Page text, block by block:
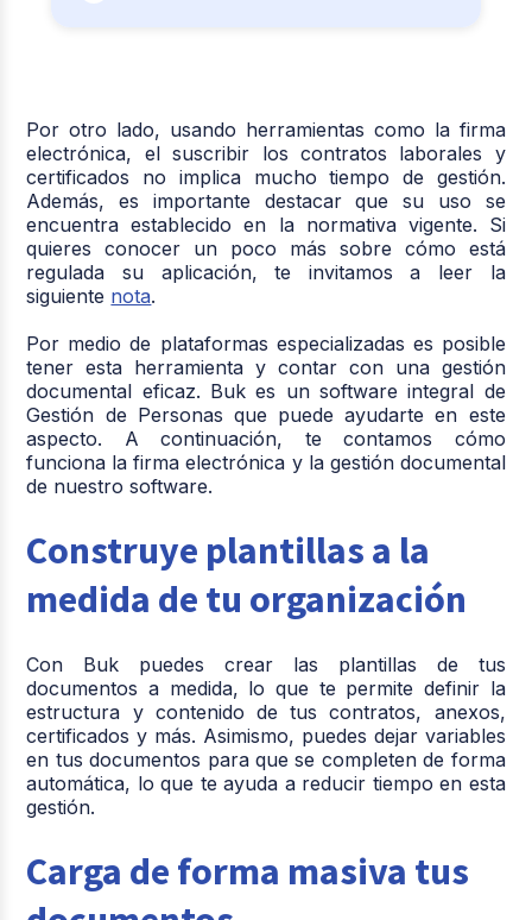
Por otro lado, usando herramientas como la firma
electrónica, el suscribir los contratos laborales y
certificados no implica mucho tiempo de gestión.
Además, es importante destacar que su uso se
encuentra establecido en la normativa vigente. Si
quieres conocer un poco más sobre cómo está
regulada su aplicación, te invitamos a leer la
siguiente nota.
Por medio de plataformas especializadas es posible
tener esta herramienta y contar con una gestión
documental eficaz. Buk es un software integral de
Gestión de Personas que puede ayudarte en este
aspecto. A continuación, te contamos cómo
funciona la firma electrónica y la gestión documental
de nuestro software.
Construye plantillas a la
medida de tu organización
Con Buk puedes crear las plantillas de tus
documentos a medida, lo que te permite definir la
estructura y contenido de tus contratos, anexos,
certificados y más. Asimismo, puedes dejar variables
en tus documentos para que se completen de forma
automática, lo que te ayuda a reducir tiempo en esta
gestión.
Carga de forma masiva tus